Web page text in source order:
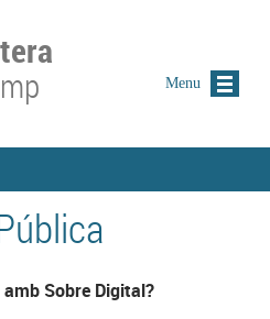
Sobre Digital?
Menu